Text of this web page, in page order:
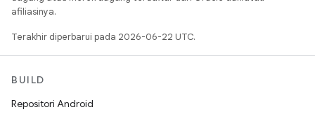
afiliasinya.
Terakhir diperbarui pada 2026-06-22 UTC.
BUILD
Repositori Android